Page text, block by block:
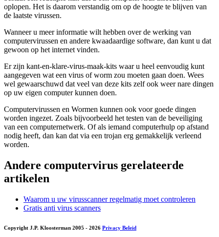
oplopen. Het is daarom verstandig om op de hoogte te blijven van
de laatste virussen.
Wanneer u meer informatie wilt hebben over de werking van
computervirussen en andere kwaadaardige software, dan kunt u dat
gewoon op het internet vinden.
Er zijn kant-en-klare-virus-maak-kits waar u heel eenvoudig kunt
aangegeven wat een virus of worm zou moeten gaan doen. Wees
wel gewaarschuwd dat veel van deze kits zelf ook weer nare dingen
op uw eigen computer kunnen doen.
Computervirussen en Wormen kunnen ook voor goede dingen
worden ingezet. Zoals bijvoorbeeld het testen van de beveiliging
van een computernetwerk. Of als iemand computerhulp op afstand
nodig heeft, dan kan dat via een trojan erg gemakkelijk verleend
worden.
Andere computervirus gerelateerde
artikelen
Waarom u uw virusscanner regelmatig moet controleren
Gratis anti virus scanners
Copyright J.P. Kloosterman 2005 - 2026 Privacy Beleid